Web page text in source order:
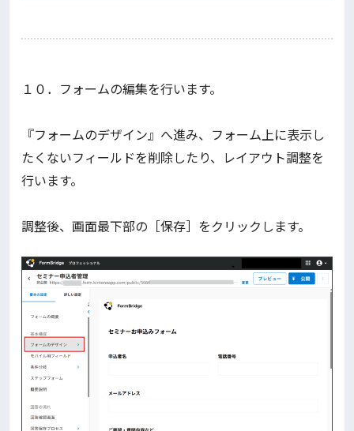
１０．フォームの編集を行います。
『フォームのデザイン』へ進み、フォーム上に表示し
たくないフィールドを削除したり、レイアウト調整を
行います。
調整後、画面最下部の［保存］をクリックします。